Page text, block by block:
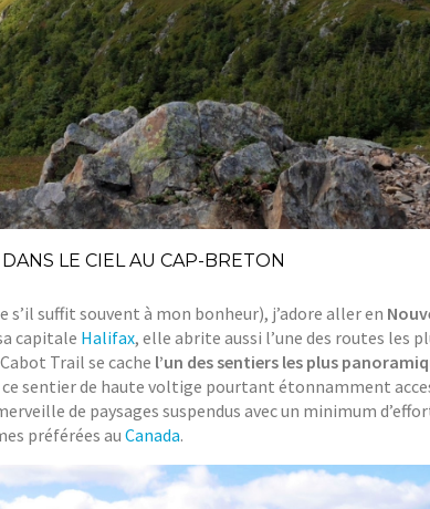
LE CIEL AU CAP-BRETON
s’il suffit souvent à mon bonheur), j’adore aller en
capitale Halifax, elle abrite aussi l’une des routes les
Trail se cache l’un des sentiers les plus
ce sentier de haute voltige pourtant étonnamment
de paysages suspendus avec un minimum
préférées au Canada.